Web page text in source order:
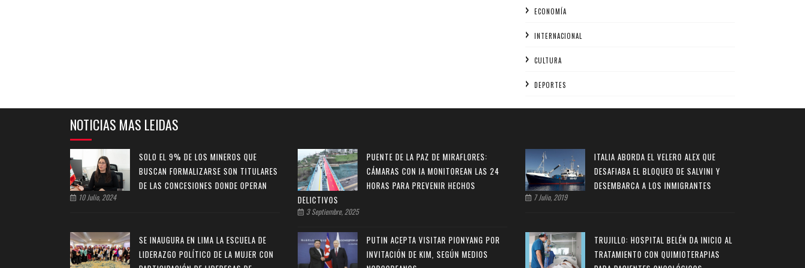
ECONOMÍA
INTERNACIONAL
CULTURA
DEPORTES
NOTICIAS MAS LEIDAS
SOLO EL 9% DE LOS MINEROS QUE
BUSCAN FORMALIZARSE SON TITULARES
DE LAS CONCESIONES DONDE OPERAN
10 Julio, 2024
PUENTE DE LA PAZ DE MIRAFLORES:
CÁMARAS CON IA MONITOREAN LAS 24
HORAS PARA PREVENIR HECHOS
DELICTIVOS
3 Septiembre, 2025
ITALIA ABORDA EL VELERO ALEX QUE
DESAFIABA EL BLOQUEO DE SALVINI Y
DESEMBARCA A LOS INMIGRANTES
7 Julio, 2019
SE INAUGURA EN LIMA LA ESCUELA DE
LIDERAZGO POLÍTICO DE LA MUJER CON
PUTIN ACEPTA VISITAR PIONYANG POR
INVITACIÓN DE KIM, SEGÚN MEDIOS
TRUJILLO: HOSPITAL BELÉN DA INICIO AL
TRATAMIENTO CON QUIMIOTERAPIAS